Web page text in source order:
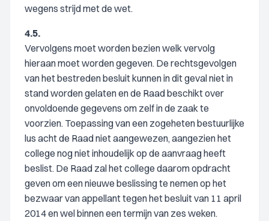
wegens strijd met de wet.
4.5.
Vervolgens moet worden bezien welk vervolg
hieraan moet worden gegeven. De rechtsgevolgen
van het bestreden besluit kunnen in dit geval niet in
stand worden gelaten en de Raad beschikt over
onvoldoende gegevens om zelf in de zaak te
voorzien. Toepassing van een zogeheten bestuurlijke
lus acht de Raad niet aangewezen, aangezien het
college nog niet inhoudelijk op de aanvraag heeft
beslist. De Raad zal het college daarom opdracht
geven om een nieuwe beslissing te nemen op het
bezwaar van appellant tegen het besluit van 11 april
2014 en wel binnen een termijn van zes weken.